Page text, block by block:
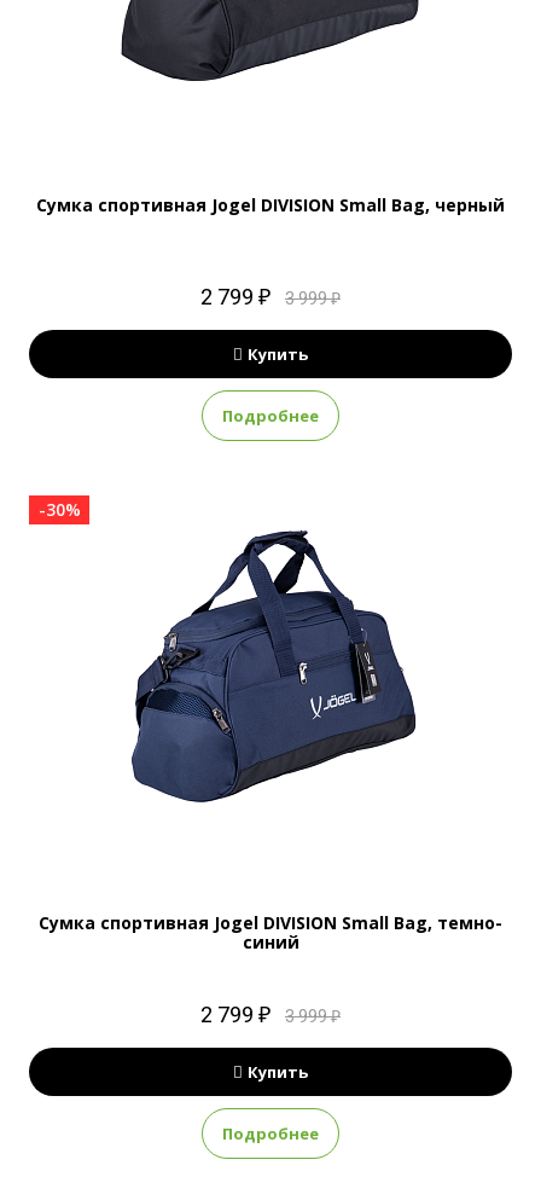
Сумка спортивная Jogel DIVISION Small Bag, черный
2 799 ₽ 3 999 ₽
Купить
Подробнее
-30%
Сумка спортивная Jogel DIVISION Small Bag, темно-
синий
2 799 ₽ 3 999 ₽
Купить
Подробнее